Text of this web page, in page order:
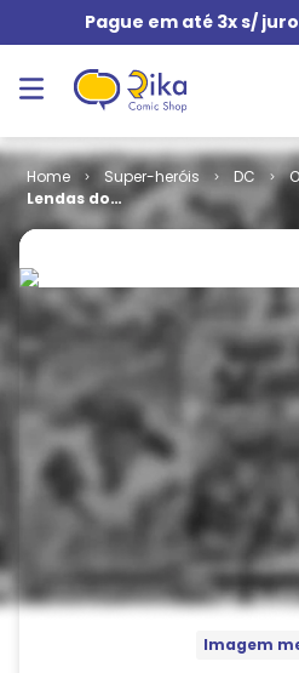
Pague em até 3x s/
Super-heróis DC
Lendas do
Universo DC -
Maravilha -
George Pérez
# 1
Imagem